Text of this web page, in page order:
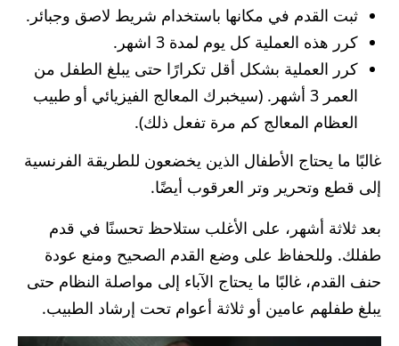
ثبت القدم في مكانها باستخدام شريط لاصق وجبائر.
كرر هذه العملية كل يوم لمدة 3 اشهر.
كرر العملية بشكل أقل تكرارًا حتى يبلغ الطفل من
العمر 3 أشهر. (سيخبرك المعالج الفيزيائي أو طبيب
العظام المعالج كم مرة تفعل ذلك).
غالبًا ما يحتاج الأطفال الذين يخضعون للطريقة الفرنسية
إلى قطع وتحرير وتر العرقوب أيضًا.
بعد ثلاثة أشهر، على الأغلب ستلاحظ تحسنًا في قدم
طفلك. وللحفاظ على وضع القدم الصحيح ومنع عودة
حنف القدم، غالبًا ما يحتاج الآباء إلى مواصلة النظام حتى
يبلغ طفلهم عامين أو ثلاثة أعوام تحت إرشاد الطبيب.